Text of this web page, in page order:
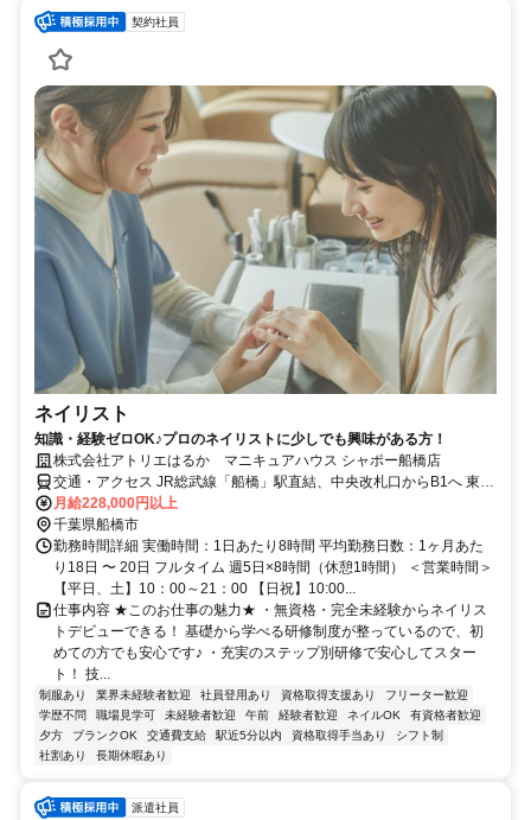
契約社員
ネイリスト
知識・経験ゼロOK♪プロのネイリストに少しでも興味がある方！
株式会社アトリエはるか マニキュアハウス シャポー船橋店
交通・アクセス JR総武線「船橋」駅直結、中央改札口からB1へ 東武
鉄道 野田線「船橋」駅北口より徒歩3分 シャポー船橋 B1階
月給228,000円以上
千葉県船橋市
勤務時間詳細 実働時間：1日あたり8時間 平均勤務日数：1ヶ月あた
り18日 〜 20日 フルタイム 週5日×8時間（休憩1時間） ＜営業時間＞
【平日、土】10：00～21：00 【日祝】10:00...
仕事内容 ★このお仕事の魅力★ ・無資格・完全未経験からネイリス
トデビューできる！ 基礎から学べる研修制度が整っているので、初
めての方でも安心です♪ ・充実のステップ別研修で安心してスター
ト！ 技...
制服あり 業界未経験者歓迎 社員登用あり 資格取得支援あり
フリーター歓迎
学歴不問
職場見学可 未経験者歓迎 午前 経験者歓迎 ネイルOK
有資格者歓迎
夕方
ブランクOK 交通費支給 駅近5分以内 資格取得手当あり
シフト制
社割あり
長期休暇あり
派遣社員